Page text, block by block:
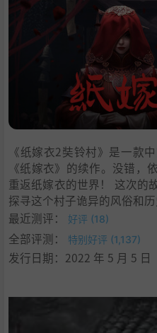
系统需求
. 学习版下载
《纸嫁衣2奘铃村》是一款
《纸嫁衣》的续作。没错，
重返纸嫁衣的世界！ 这次的
探寻这个村子诡异的风俗和历
最近测评：
好评 (18)
全部评测： 特别好评 (1,137)
发行日期：2022 年 5 月 5 日